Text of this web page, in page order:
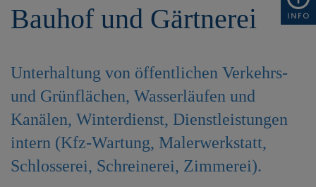
Bauhof und Gärtnerei
Unterhaltung von öffentlichen Verkehrs-
und Grünflächen, Wasserläufen und
Kanälen, Winterdienst, Dienstleistungen
intern (Kfz-Wartung, Malerwerkstatt,
Schlosserei, Schreinerei, Zimmerei).